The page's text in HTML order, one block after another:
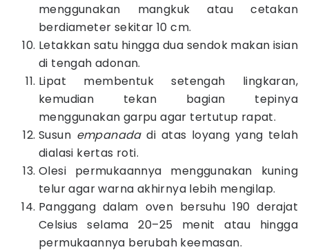
menggunakan mangkuk atau cetakan
berdiameter sekitar 10 cm.
Letakkan satu hingga dua sendok makan isian
di tengah adonan.
Lipat membentuk setengah lingkaran,
kemudian tekan bagian tepinya
menggunakan garpu agar tertutup rapat.
Susun empanadadi atas loyang yang telah
dialasi kertas roti.
Olesi permukaannya menggunakan kuning
telur agar warna akhirnya lebih mengilap.
Panggang dalam oven bersuhu 190 derajat
Celsius selama 20–25 menit atau hingga
permukaannya berubah keemasan.